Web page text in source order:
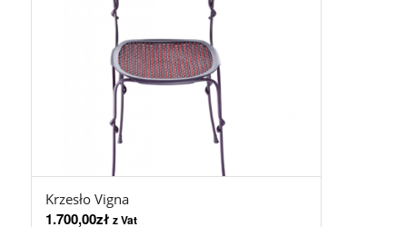
Krzesło Vigna
1.700,00zł z Vat